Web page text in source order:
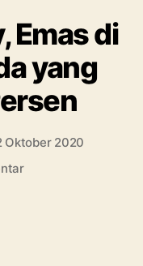
Emas di
yang
Oktober 2020
pada